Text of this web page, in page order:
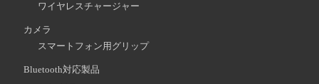
ワイヤレスチャージャー
カメラ
スマートフォン用グリップ
Bluetooth対応製品